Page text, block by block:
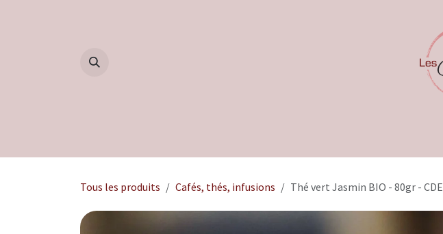
Tous les produits Cafés, thés, infusions Thé vert Jasmin BIO - 80gr - CDE